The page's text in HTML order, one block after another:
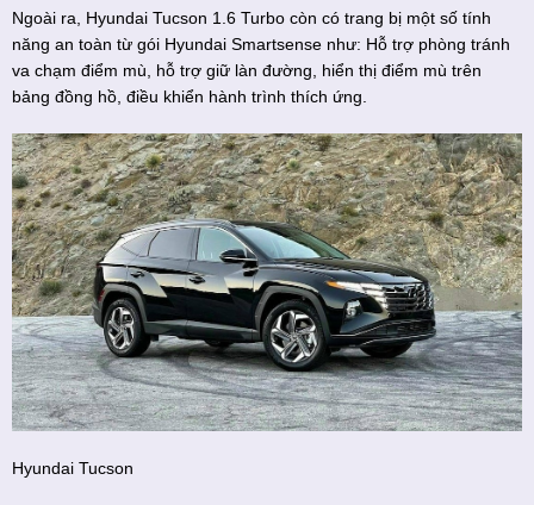
Ngoài ra, Hyundai Tucson 1.6 Turbo còn có trang bị một số tính
năng an toàn từ gói Hyundai Smartsense như: Hỗ trợ phòng tránh
va chạm điểm mù, hỗ trợ giữ làn đường, hiển thị điểm mù trên
bảng đồng hồ, điều khiển hành trình thích ứng.
Hyundai Tucson